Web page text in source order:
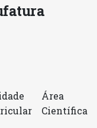
Área
Científica